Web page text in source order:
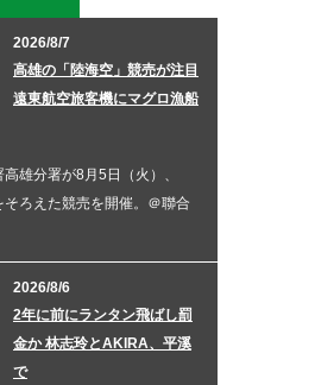
2026/8/7
高雄の「陸海空」競売が注目
遠東航空旅客機にマグロ漁船
雄分署が8月5日（火）、
そろえた競売を開催。＠聯合
2026/8/6
2年に前にランタン飛ばし罰
金か 林志玲とAKIRA、平溪
で